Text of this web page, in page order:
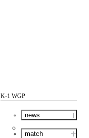
K-1 WGP
news
match